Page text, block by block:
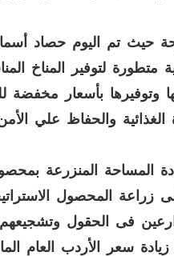
حيث تم اليوم حصاد
لتوفير المناخ
بأسعار مخفضة
والحفاظ علي
المساحة المنزرعة
زراعة المحصول
فى الحقول
زيادة سعر الأردب العام